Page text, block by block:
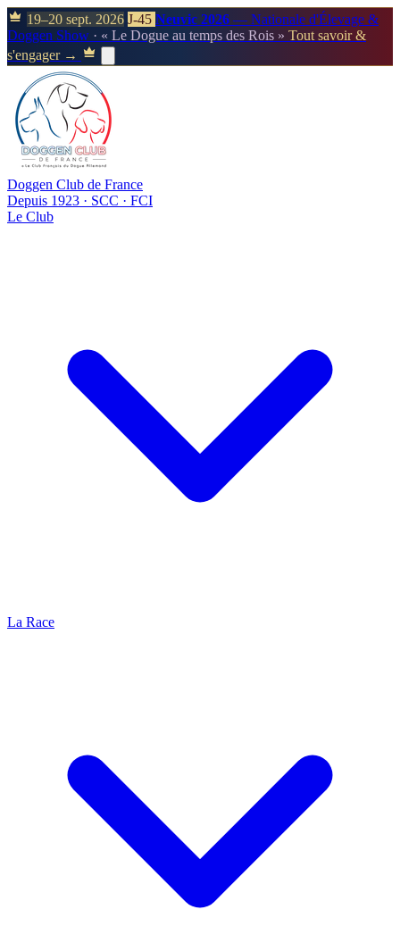
19–20 sept. 2026 J-45 Neuvic 2026 — Nationale d'Élevage &
Doggen Show · « Le Dogue au temps des Rois » Tout savoir &
s'engager →
Doggen Club de France
Depuis 1923 · SCC · FCI
Le Club
La Race